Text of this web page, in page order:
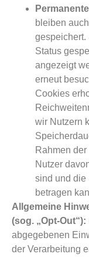
bleiben
Status
angezeigt
erneut
Cookies
wir Nutzern
Rahmen
Nutzer
sind und die
betragen
Allgemeine
(sog. „Opt-Out“):
abgegebenen
der Verarbeitung